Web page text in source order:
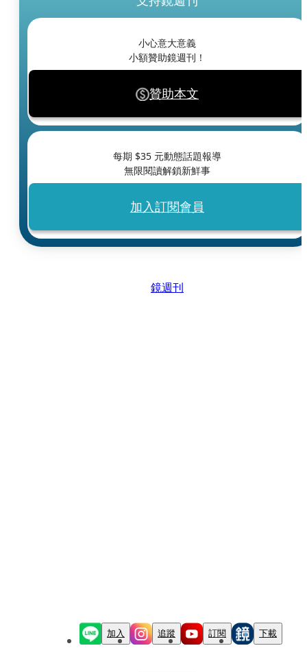
小心意大意義
小額贊助鏡週刊！
贊助本文
每期 $35 元動態話題報導
無限閱讀解鎖新鮮事
加入訂閱會員
鏡週刊
加入 追蹤 訂閱 下載